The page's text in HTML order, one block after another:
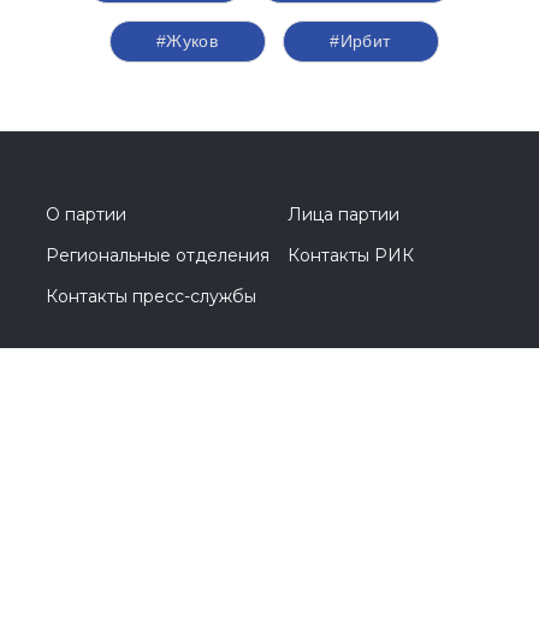
#Жуков #Ирбит
О партии
Лица партии
Региональные отделения
Контакты РИК
Контакты пресс-службы